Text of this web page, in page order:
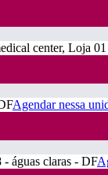
center, Loja
Agendar nessa
- águas claras - DF